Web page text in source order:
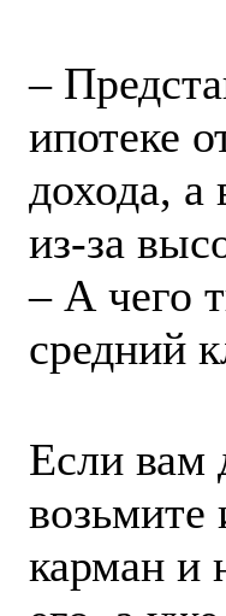
–
ипотеке
дохода, а
из-за
– А чего
средний
Если вам
возьмите
карман и